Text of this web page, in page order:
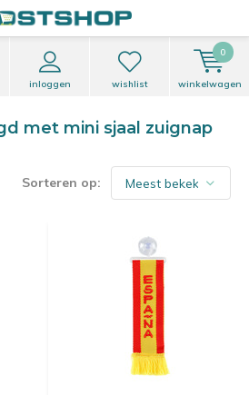
inloggen wishlist winkelwagen
0
met mini sjaal zuignap
Sorteren op: